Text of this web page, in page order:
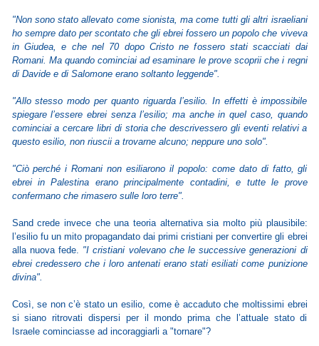
"Non sono stato allevato come sionista, ma come tutti gli altri israeliani
ho sempre dato per scontato che gli ebrei fossero un popolo che viveva
in Giudea, e che nel 70 dopo Cristo ne fossero stati scacciati dai
Romani. Ma quando cominciai ad esaminare le prove scoprii che i regni
di Davide e di Salomone erano soltanto leggende".
"Allo stesso modo per quanto riguarda l’esilio. In effetti è impossibile
spiegare l’essere ebrei senza l’esilio; ma anche in quel caso, quando
cominciai a cercare libri di storia che descrivessero gli eventi relativi a
questo esilio, non riuscii a trovarne alcuno; neppure uno solo".
"Ciò perché i Romani non esiliarono il popolo: come dato di fatto, gli
ebrei in Palestina erano principalmente contadini, e tutte le prove
confermano che rimasero sulle loro terre".
Sand crede invece che una teoria alternativa sia molto più plausibile:
l’esilio fu un mito propagandato dai primi cristiani per convertire gli ebrei
alla nuova fede. "I cristiani volevano che le successive generazioni di
ebrei credessero che i loro antenati erano stati esiliati come punizione
divina".
Così, se non c’è stato un esilio, come è accaduto che moltissimi ebrei
si siano ritrovati dispersi per il mondo prima che l’attuale stato di
Israele cominciasse ad incoraggiarli a "tornare"?